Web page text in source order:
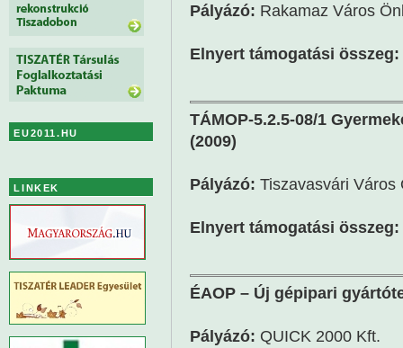
Pályázó: Rakamaz Város
Elnyert támogatási összeg:
TÁMOP-5.2.5-08/1
(2009)
Pályázó: Tiszavasvári Város
Elnyert támogatási összeg:
ÉAOP – Új gépipari
Pályázó: QUICK 2000 Kft.
EU2011.HU
LINKEK